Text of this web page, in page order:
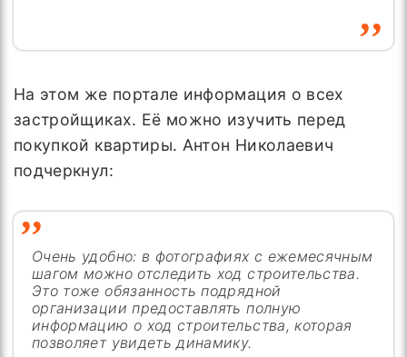
На этом же портале информация о всех
застройщиках. Её можно изучить перед
покупкой квартиры. Антон Николаевич
подчеркнул:
Очень удобно: в фотографиях с ежемесячным
шагом можно отследить ход строительства.
Это тоже обязанность подрядной
организации предоставлять полную
информацию о ход строительства, которая
позволяет увидеть динамику.